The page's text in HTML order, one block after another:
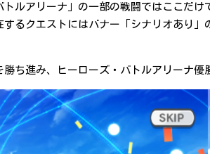
ルアリーナ」の一部の戦闘ではここだけ
するクエストにはバナー「シナリオあり
勝ち進み、ヒーローズ・バトルアリーナ優